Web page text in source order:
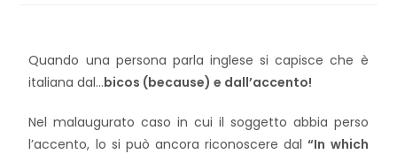
Quando una persona parla inglese si capisce che è
italiana dal…bicos (because) e dall’accento!
Nel malaugurato caso in cui il soggetto abbia perso
l’accento, lo si può ancora riconoscere dal“In which